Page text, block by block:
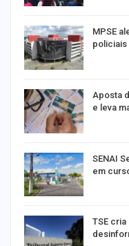
MPSE
policiais
Aposta
e leva
SENAI
em
TSE